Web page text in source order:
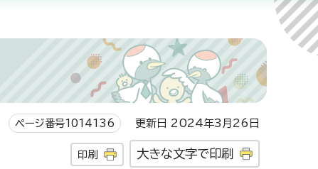
ページ番号1014136 更新日 2024年3月26日
印刷 大きな文字で印刷